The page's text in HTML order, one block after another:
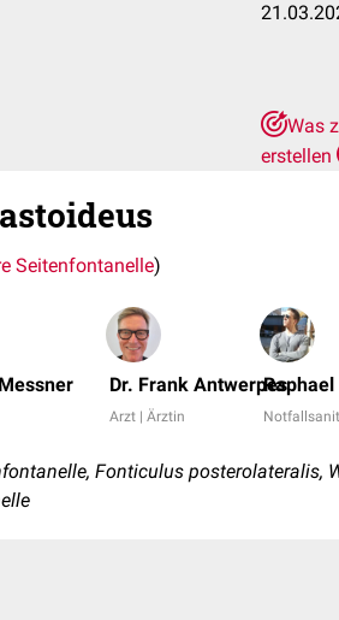
Was
erstellen
Seitenfontanelle)
Dr. Frank Antwerpes
Arzt | Ärztin
Fonticulus posterolateralis,